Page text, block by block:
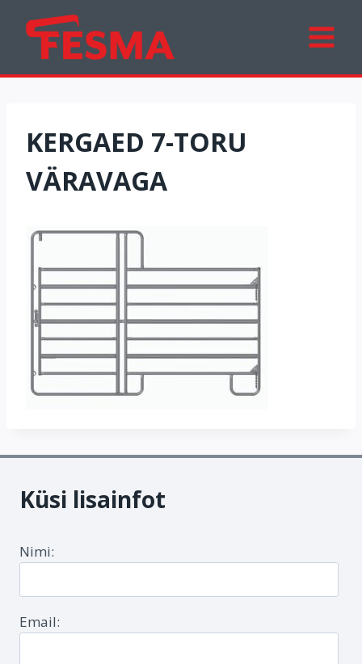
KERGAED 7-TORU
VÄRAVAGA
Küsi lisainfot
Nimi:
Email: